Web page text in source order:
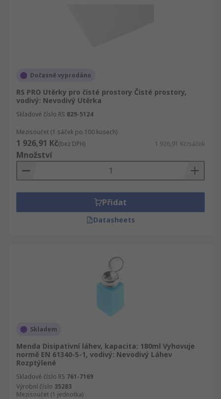
Dočasně vyprodáno
RS PRO Utěrky pro čisté prostory Čisté prostory,
vodivý: Nevodivý Utěrka
Skladové číslo RS 829-5124
Mezisoučet (1 sáček po 100 kusech)
1 926,91 Kč(bez DPH) 1 926,91 Kč/sáček
Množství
Přidat
Datasheets
Skladem
Menda Disipativní láhev, kapacita: 180ml Vyhovuje
normě EN 61340-5-1, vodivý: Nevodivý Láhev
Rozptýlené
Skladové číslo RS 761-7169
Výrobní číslo 35283
Mezisoučet (1 jednotka)